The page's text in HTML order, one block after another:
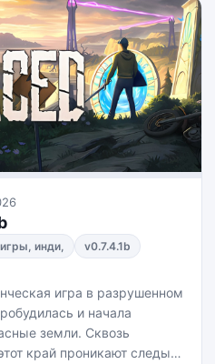
инди,
v0.7.4.1b
игра в разрушенном
и начала
земли. Сквозь
край проникают следы